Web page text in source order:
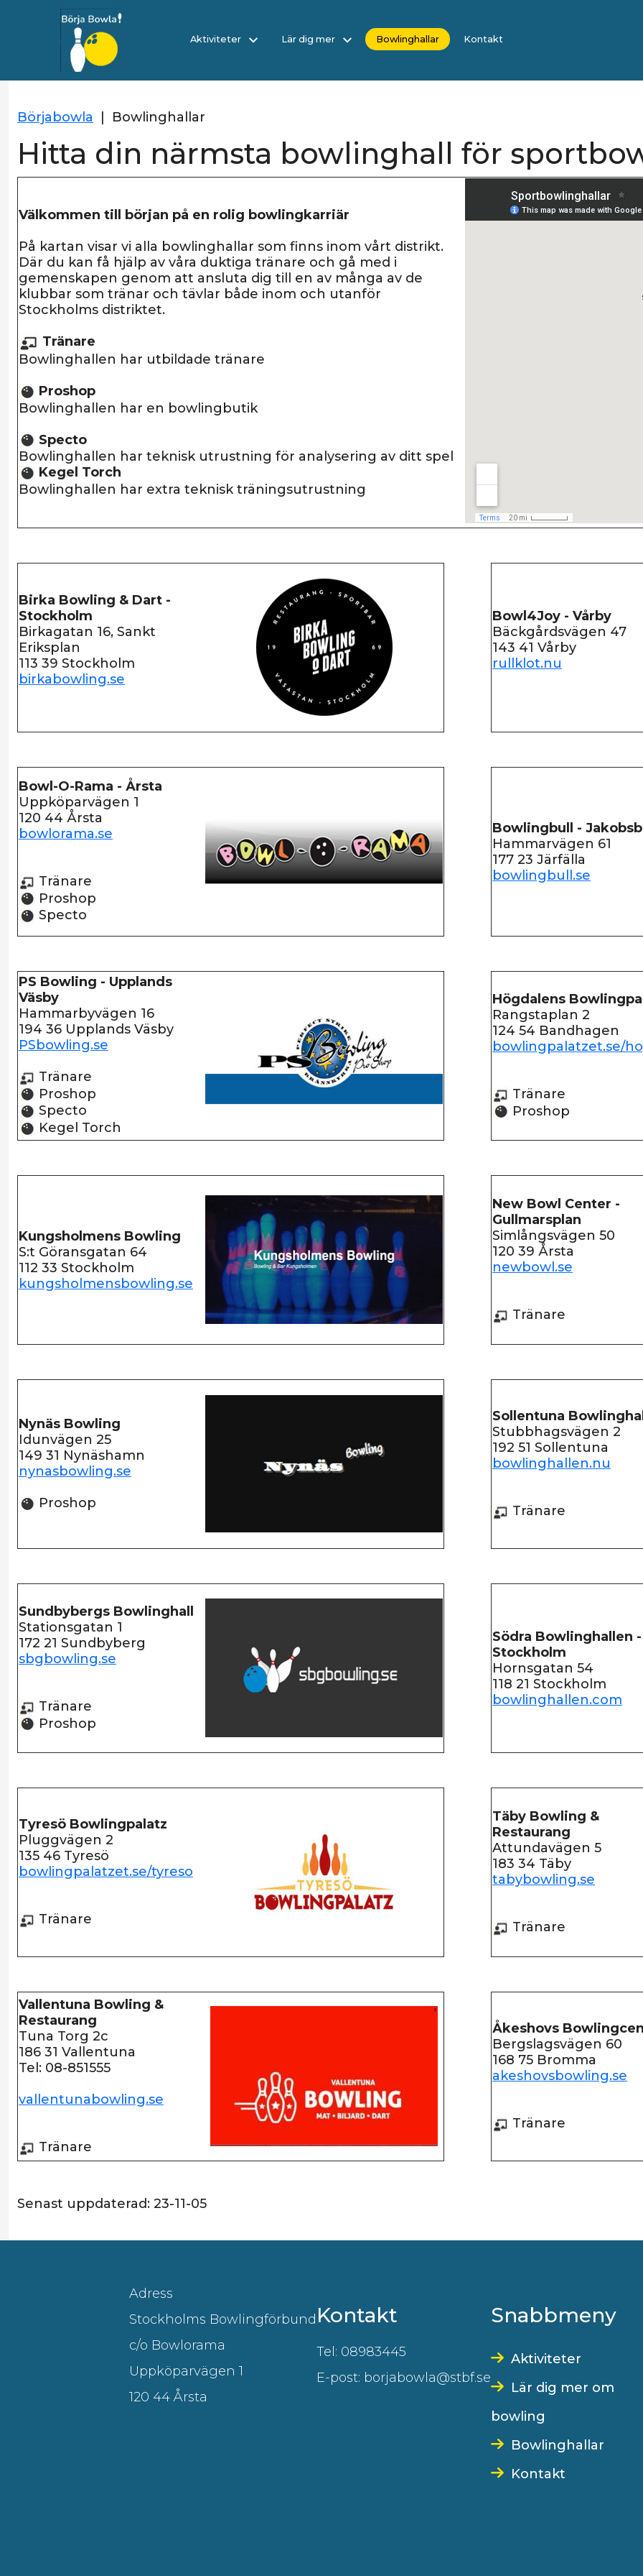
Aktiviteter Lär dig mer Bowlinghallar Kontakt
Börjabowla Bowlinghallar
Hitta din närmsta bowlinghall för
Välkommen till början på en rolig bowlingkarriär
På kartan visar vi alla bowlinghallar som finns inom vårt distrikt.
Där du kan få hjälp av våra duktiga tränare och gå med i
gemenskapen genom att ansluta dig till en av många av de
klubbar som tränar och tävlar både inom och utanför
Stockholms distriktet.
Tränare
Bowlinghallen har utbildade tränare
Proshop
Bowlinghallen har en bowlingbutik
Specto
Bowlinghallen har teknisk utrustning för analysering av ditt spel
Kegel Torch
Bowlinghallen har extra teknisk träningsutrustning
Birka Bowling & Dart -
Stockholm
Birkagatan 16, Sankt
Eriksplan
113 39 Stockholm
birkabowling.se
Bowl4Joy - Vårby
Bäckgårdsvägen 47
143 41 Vårby
rullklot.nu
Bowl-O-Rama - Årsta
Uppköparvägen 1
120 44 Årsta
bowlorama.se
Tränare
Proshop
Specto
Bowlingbull -
Hammarvägen 61
177 23 Järfälla
bowlingbull.se
PS Bowling - Upplands
Väsby
Hammarbyvägen 16
194 36 Upplands Väsby
PSbowling.se
Tränare
Proshop
Specto
Kegel Torch
Högdalens
Rangstaplan 2
124 54 Bandhagen
bowlingpalatzet.se/
Tränare
Proshop
Kungsholmens Bowling
S:t Göransgatan 64
112 33 Stockholm
kungsholmensbowling.se
New Bowl Center -
Gullmarsplan
Simlångsvägen 50
120 39 Årsta
newbowl.se
Tränare
Nynäs Bowling
Idunvägen 25
149 31 Nynäshamn
nynasbowling.se
Proshop
Sollentuna
Stubbhagsvägen 2
192 51 Sollentuna
bowlinghallen.nu
Tränare
Sundbybergs Bowlinghall
Stationsgatan 1
172 21 Sundbyberg
sbgbowling.se
Tränare
Proshop
Södra Bowlinghallen -
Stockholm
Hornsgatan 54
118 21 Stockholm
bowlinghallen.com
Tyresö Bowlingpalatz
Pluggvägen 2
135 46 Tyresö
bowlingpalatzet.se/tyreso
Tränare
Täby Bowling &
Restaurang
Attundavägen 5
183 34 Täby
tabybowling.se
Tränare
Vallentuna Bowling &
Restaurang
Tuna Torg 2c
186 31 Vallentuna
Tel: 08-851555
vallentunabowling.se
Tränare
Åkeshovs
Bergslagsvägen 60
168 75 Bromma
akeshovsbowling.se
Tränare
Senast uppdaterad: 23-11-05
Adress
Stockholms Bowlingförbund
c/o Bowlorama
Uppköparvägen 1
120 44 Årsta
Kontakt
Tel: 08983445
E-post: borjabowla@stbf.se
Snabbmeny
Aktiviteter
Lär dig mer om
bowling
Bowlinghallar
Kontakt